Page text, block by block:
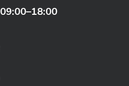
09:00–18:00